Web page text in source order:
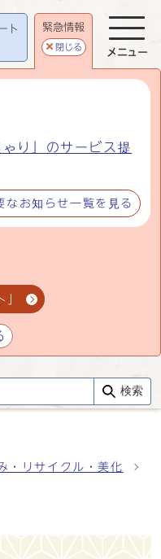
ト
緊急情報
閉じる
り」のサービス提
なお知らせ一覧を見る
」
メニュー
検索
・リサイクル・美化